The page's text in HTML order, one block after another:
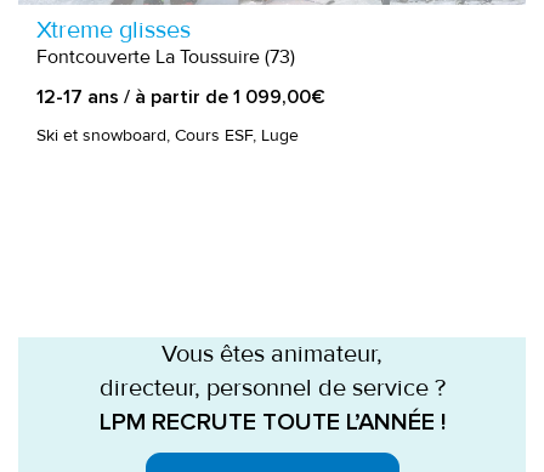
Xtreme glisses
Fontcouverte La Toussuire (73)
12-17 ans / à partir de 1 099,00€
Ski et snowboard, Cours ESF, Luge
Vous êtes animateur,
directeur, personnel de service ?
LPM RECRUTE TOUTE L’ANNÉE !